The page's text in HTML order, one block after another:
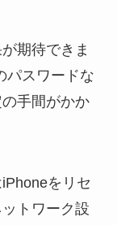
期待できま
パスワードな
手間がかか
をリセ
トワーク設